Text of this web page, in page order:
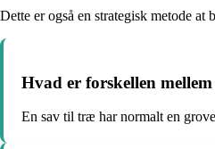
Dette er også en strategisk metode
Hvad er forskellen
En sav til træ har normalt en